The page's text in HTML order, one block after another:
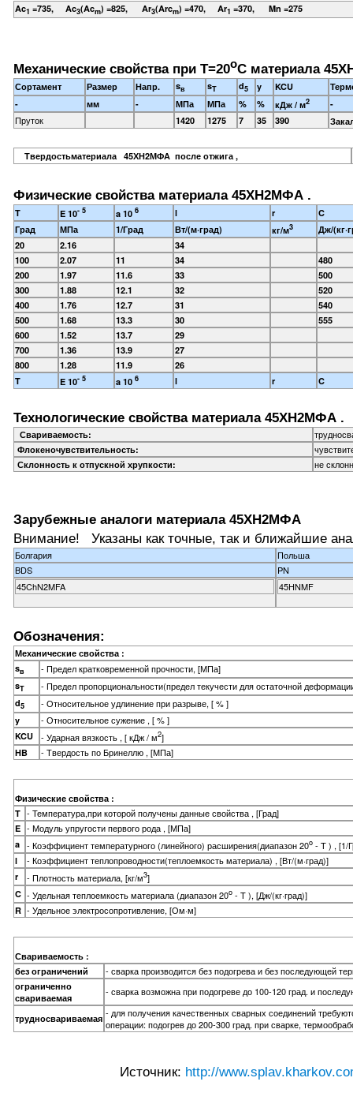
Ac1 =735, Ac3(Acm) =825, Ar3(Arcm) =470, Ar1 =370, Mn =275
Механические свойства при Т=20oС материала
Сортамент Размер Напр. sв sT d5 y KCU
-
мм - МПа МПа % % кДж / м2 -
Пруток 1420 1275 7 35 390
Твердостьматериала 45ХН2МФА после отжига ,
Физические свойства материала 45ХН2МФА .
T E 10- 5 a 10 6 l r
C
Град
МПа 1/Град Вт/(м·град) кг/м3
Дж/
20
2.16
34
100
2.07 11 34
480
200
1.97 11.6 33
500
300
1.88 12.1 32
520
400
1.76 12.7 31
540
500
1.68 13.3 30
555
600
1.52 13.7
29
700
1.36 13.9
27
800
1.28 11.9
26
T
E 10- 5 a 10 6 l r C
Технологические свойства материала 45ХН2МФА .
Свариваемость:
Флокеночувствительность:
Склонность к отпускной хрупкости: не
Зарубежные аналоги материала 45ХН2МФА
Внимание! Указаны как точные, так и ближайшие
Болгария
Польша
BDS
PN
45ChN2MFA
45HNMF
Обозначения:
Механические свойства :
sв - Предел кратковременной прочности, [МПа]
sT - Предел пропорциональности(предел текучести для остаточной
d5 - Относительное удлинение при разрыве, [ % ]
y - Относительное сужение , [ % ]
KCU - Ударная вязкость , [ кДж / м2]
HB - Твердость по Бринеллю , [МПа]
Физические свойства :
T - Температура,при которой получены данные свойства , [Град]
E - Модуль упругости первого рода , [МПа]
a - Коэффициент температурного (линейного) расширения(диапазон 20o - T ) , [1/
l - Коэффициент теплопроводности(теплоемкость материала) , [Вт/(м·град)]
r - Плотность материала, [кг/м3]
C - Удельная теплоемкость материала (диапазон 20o - T ), [Дж/(кг·град)]
R - Удельное электросопротивление, [Ом·м]
Свариваемость :
без ограничений
- сварка производится без подогрева и без последующей
ограниченно
свариваемая
- сварка возможна при подогреве до 100-120 град. и
трудносвариваемая - для получения качественных сварных соединений
операции: подогрев до 200-300 град. при сварке,
Источник: http://